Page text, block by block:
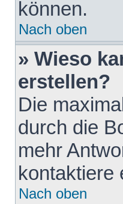
können.
Nach oben
» Wieso
erstellen?
Die
durch die
mehr
kontaktiere
Nach oben